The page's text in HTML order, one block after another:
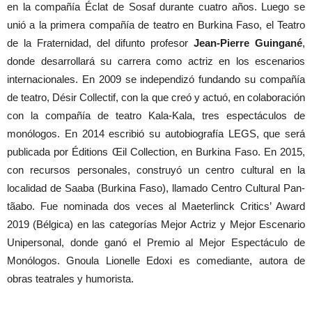
en la compañía Éclat de Sosaf durante cuatro años. Luego se
unió a la primera compañía de teatro en Burkina Faso, el Teatro
de la Fraternidad, del difunto profesorJean-Pierre Guingané,
donde desarrollará su carrera como actriz en los escenarios
internacionales. En 2009 se independizó fundando su compañía
de teatro, Désir Collectif, con la que creó y actuó, en colaboración
con la compañía de teatro Kala-Kala, tres espectáculos de
monólogos. En 2014 escribió su autobiografía LEGS, que será
publicada por Éditions Œil Collection, en Burkina Faso. En 2015,
con recursos personales, construyó un centro cultural en la
localidad de Saaba (Burkina Faso), llamado Centro Cultural Pan-
tãabo. Fue nominada dos veces al Maeterlinck Critics’ Award
2019 (Bélgica) en las categorías Mejor Actriz y Mejor Escenario
Unipersonal, donde ganó el Premio al Mejor Espectáculo de
Monólogos. Gnoula Lionelle Edoxi es comediante, autora de
obras teatrales y humorista.